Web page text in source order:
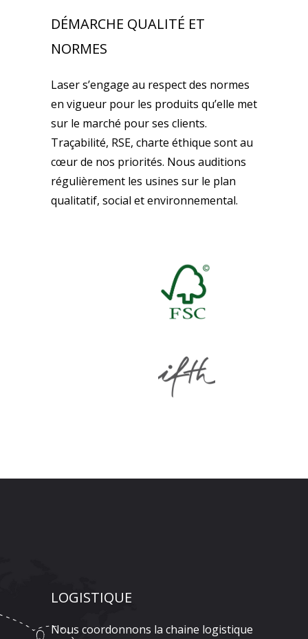
DÉMARCHE QUALITÉ ET
NORMES
Laser s’engage au respect des normes
en vigueur pour les produits qu’elle met
sur le marché pour ses clients.
Traçabilité, RSE, charte éthique sont au
cœur de nos priorités. Nous auditions
régulièrement les usines sur le plan
qualitatif, social et environnemental.
LOGISTIQUE
Nous coordonnons la chaine logistique